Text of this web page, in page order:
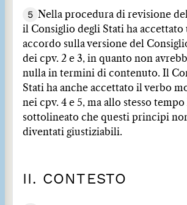
5 Nella procedura di revisione
il Consiglio degli Stati ha accettato
accordo sulla versione del
dei cpv. 2 e 3, in quanto non
nulla in termini di contenuto. Il
Stati ha anche accettato il verbo
nei cpv. 4 e 5, ma allo stesso tempo
sottolineato che questi principi
diventati giustiziabili.
II. CONTESTO